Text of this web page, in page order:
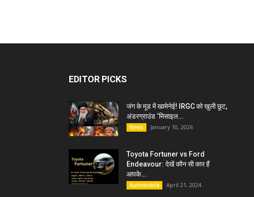
EDITOR PICKS
जंग के मूड में खामेनेई! IRGC को खुली छूट,
अंडरग्राउंड ‘मिसाइल...
News January 10, 2026
Toyota Fortuner vs Ford
Endeavour: देखें कौन सी कार हैं
आपके...
Automobile April 21, 2024